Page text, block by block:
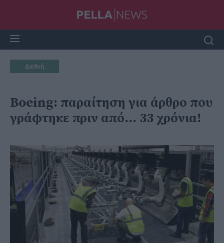
Διεθνή
Boeing: παραίτηση για άρθρο που
γράφτηκε πριν από… 33 χρόνια!